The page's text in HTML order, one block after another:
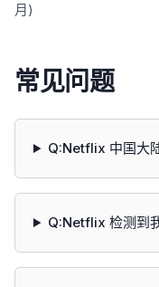
月)
常见问题
Q:Netflix 中国大
Q:Netflix 检测到